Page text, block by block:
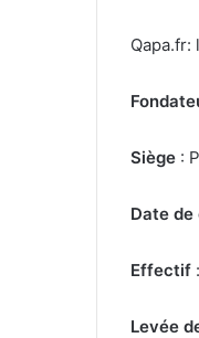
Qapa.fr:
Siège :
Date
Effectif
Levée